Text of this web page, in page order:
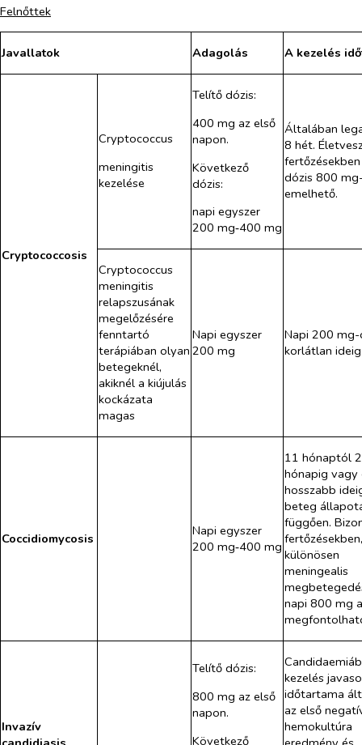
Felnőttek
Javallatok Adagolás A kezelés
Cryptococcosis
Cryptococcus
meningitis
kezelése
Telítő dózis:
400 mg az első
napon.
Következő
dózis:
napi egyszer
200 mg‑400 mg
Általában
8 hét.
dózis 800
emelhető.
Cryptococcus
meningitis
relapszusának
megelőzésére
fenntartó
terápiában olyan
betegeknél,
akiknél a kiújulás
kockázata
magas
Napi egyszer
200 mg
Napi 200
korlátlan
Coccidiomycosis
Napi egyszer
200 mg‑400 mg
11 hónaptól
hónapig vagy
hosszabb
beteg
függően.
fertőzésekben,
különösen
meningealis
napi 800 mg
Invazív
Telítő dózis:
800 mg az első
napon.
Következő
kezelés
időtartama
az első
hemokultúra